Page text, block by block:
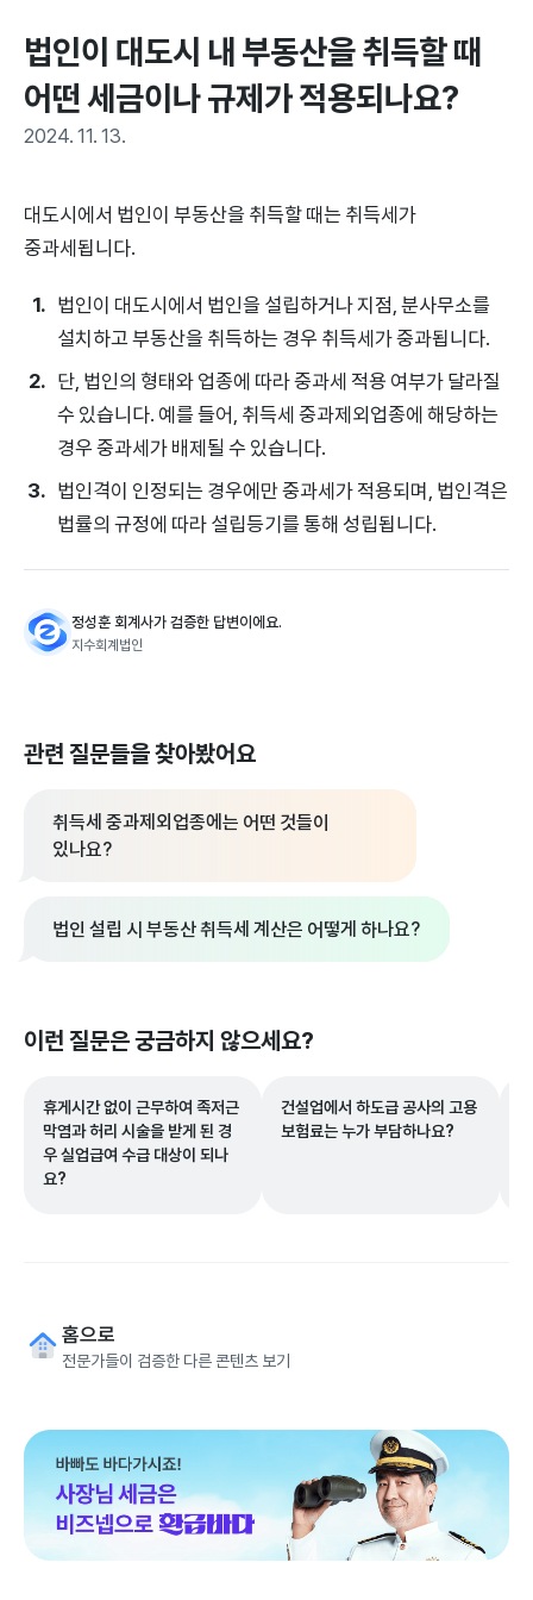
법인이 대도시 내 부동산을 취득할 때
어떤 세금이나 규제가 적용되나요?
2024. 11. 13.
대도시에서 법인이 부동산을 취득할 때는 취득세가
중과세됩니다.
법인이 대도시에서 법인을 설립하거나 지점, 분사무소를
설치하고 부동산을 취득하는 경우 취득세가 중과됩니다.
단, 법인의 형태와 업종에 따라 중과세 적용 여부가 달라질
수 있습니다. 예를 들어, 취득세 중과제외업종에 해당하는
경우 중과세가 배제될 수 있습니다.
법인격이 인정되는 경우에만 중과세가 적용되며, 법인격은
법률의 규정에 따라 설립등기를 통해 성립됩니다.
정성훈 회계사가 검증한 답변이에요.
지수회계법인
관련 질문들을 찾아봤어요
취득세 중과제외업종에는 어떤 것들이
있나요?
법인 설립 시 부동산 취득세 계산은 어떻게 하나요?
이런 질문은 궁금하지 않으세요?
휴게시간 없이 근무하여 족저근
막염과 허리 시술을 받게 된 경
우 실업급여 수급 대상이 되나
요?
건설업에서 하도급 공사의 고용
보험료는 누가 부담하나요?
홈으로
전문가들이 검증한 다른 콘텐츠 보기